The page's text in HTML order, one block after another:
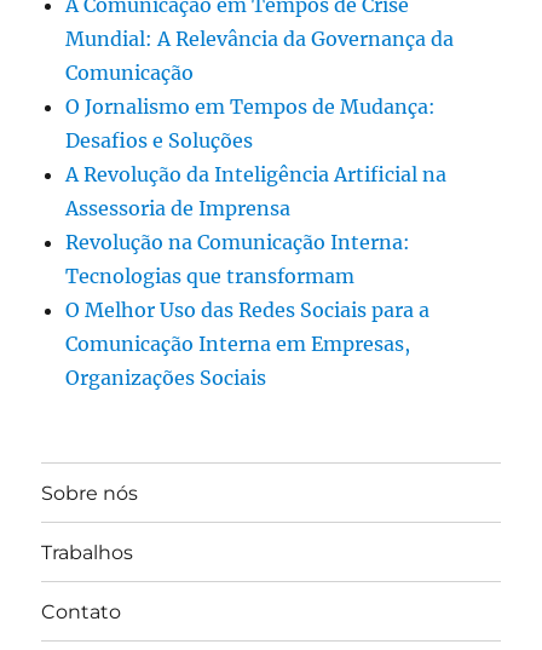
A Comunicação em Tempos de Crise
Mundial: A Relevância da Governança da
Comunicação
O Jornalismo em Tempos de Mudança:
Desafios e Soluções
A Revolução da Inteligência Artificial na
Assessoria de Imprensa
Revolução na Comunicação Interna:
Tecnologias que transformam
O Melhor Uso das Redes Sociais para a
Comunicação Interna em Empresas,
Organizações Sociais
Sobre nós
Trabalhos
Contato